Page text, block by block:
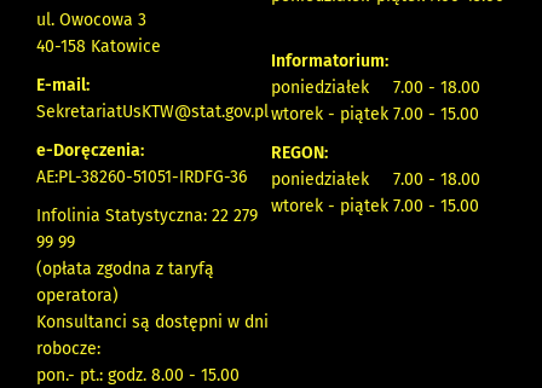
ul. Owocowa 3
40-158 Katowice
E-mail:
SekretariatUsKTW@stat.gov.pl
e-Doręczenia:
AE:PL-38260-51051-IRDFG-36
Infolinia Statystyczna: 22 279
99 99
(opłata zgodna z taryfą
operatora)
Konsultanci są dostępni w dni
robocze:
pon.- pt.: godz. 8.00 - 15.00
Informatorium:
poniedziałek 7.00 - 18.00
wtorek - piątek 7.00 - 15.00
REGON:
poniedziałek 7.00 - 18.00
wtorek - piątek 7.00 - 15.00